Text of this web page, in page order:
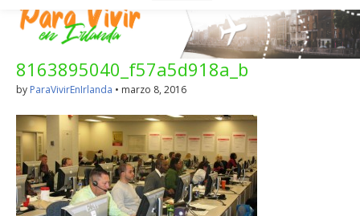
Irlanda – Trabajo
en Irlanda –
Alojamiento en
Irlanda
Blog dedicado a los que viven, estudian y trabajan en
Irlanda!
8163895040_f57a5d918a_b
by ParaVivirEnIrlanda • marzo 8, 2016